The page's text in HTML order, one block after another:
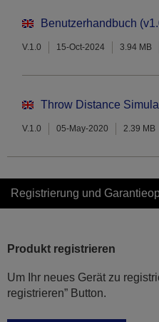
Benutzerhandbuch
V.1.0 15-Oct-2024 3.94 MB
Throw Distance
V.1.0 05-May-2020 2.39 MB
Registrierung und
Produkt registrieren
Um Ihr neues Gerät zu
registrieren” Button.